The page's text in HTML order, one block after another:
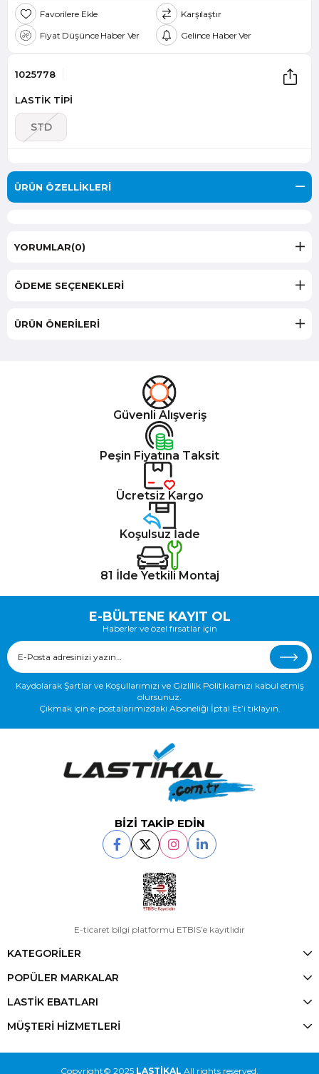
Favorilere Ekle
Karşılaştır
Fiyat Düşünce Haber Ver
Gelince Haber Ver
1025778
LASTİK TİPİ
STD
ÜRÜN ÖZELLIKLERI
YORUMLAR(0)
ÖDEME SEÇENEKLERI
ÜRÜN ÖNERILERI
Güvenli Alışveriş
Peşin Fiyatına Taksit
Ücretsiz Kargo
Koşulsuz İade
81 İlde Yetkili Montaj
E-BÜLTENE KAYIT OL
Haberler ve özel fırsatlar için
Kaydolarak Şartlar ve Koşullarımızı ve Gizlilik Politikamızı kabul etmiş
olursunuz.
Çıkmak için e-postalarımızdaki Aboneliği İptal Et’i tıklayın.
BİZİ TAKİP EDİN
E-ticaret bilgi platformu ETBIS’e kayıtlıdır
KATEGORİLER
POPÜLER MARKALAR
LASTİK EBATLARI
MÜŞTERİ HİZMETLERİ
Copyright© 2025 LASTİKAL All rights reserved.